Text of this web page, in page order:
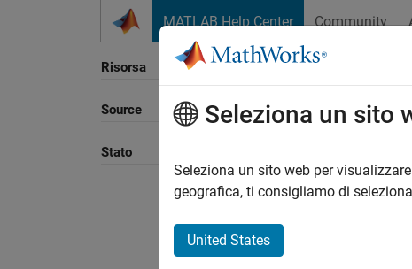
MATLAB Help Center Community
Risorsa
Source
Stato
Ordina
Seleziona un sito
Seleziona un sito web per
geografica, ti consigliamo di
United States